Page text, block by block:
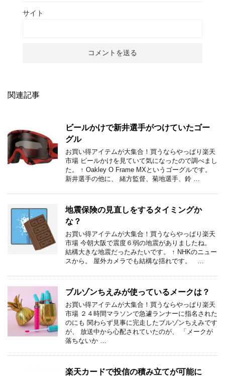
サイト
関連記事
ビールかけで新井選手がつけていたゴー
グル
お買い得アイテムが大集合！買うならやっぱり楽天
市場 ビールかけを見ていて気になったので調べまし
た。 ↑ Oakley O Frame MXというゴーグルです。
新井選手の他に、 緒方監督、菊地選手、鈴 …
地震保険の見直しをするタイミングか
な？
お買い得アイテムが大集合！買うならやっぱり楽天
市場 今朝大阪で震度６弱の地震がありましたね。
結構大きな地震だったみたいです。 ↑ NHKのニュー
スから。 屋外カメラでも結構な揺れです。 …
ブルゾンちえみが使っているメークは？
お買い得アイテムが大集合！買うならやっぱり楽天
市場 ２４時間マラソンで急遽ランナーに指名された
のにも 関わらず見事に完走したブルゾンちえみです
が、 放送中から心配されていたのが、 「メークが
落ちないか …
楽天カードで投信の積み立てが可能に